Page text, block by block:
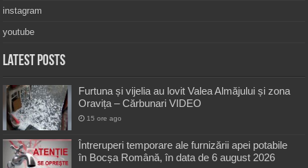
instagram
youtube
Latest Posts
Furtuna și vijelia au lovit Valea Almăjului și zona
Oravița – Cărbunari VIDEO
15 ore ago
Întreruperi temporare ale furnizării apei potabile
în Bocșa Română, în data de 6 august 2026